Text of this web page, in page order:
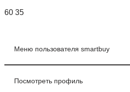
60 35
Меню пользователя smartbuy
Посмотреть профиль